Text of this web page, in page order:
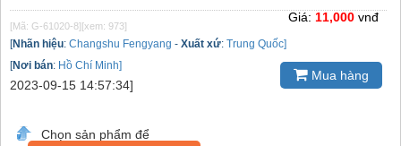
[Mã: G-61020-8] [xem: 973]
[Nhãn hiệu: Changshu Fengyang - Xuất xứ: Trung Quốc]
[Nơi bán: Hồ Chí Minh]
2023-09-15 14:57:34]
Giá: 11,000 vnđ
Mua hàng
Chọn sản phẩm để